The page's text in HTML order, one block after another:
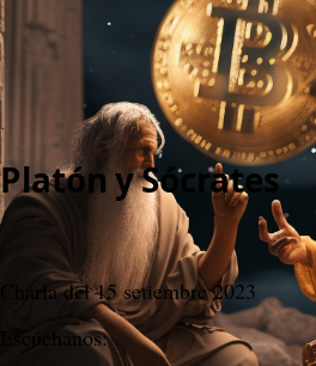
Instituto de Filosofía y Economía Bitcoin
5 March 2025, 09:24
People3 Comments
Content
People3 Comments
Platón y Sócrates
Charla del 15 setiembre 2023
Escúchanos: